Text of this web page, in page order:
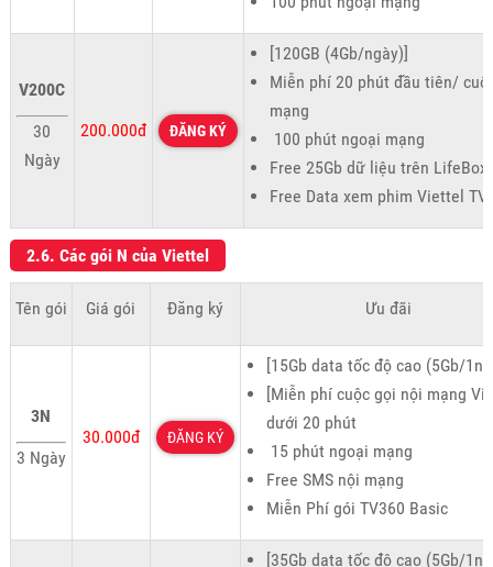
V200C
30
Ngày
200.000đ ĐĂNG KÝ
[120GB (4Gb/ngày)]
Miễn phí 20 phút đầu tiên/
mạng
100 phút ngoại mạng
Free 25Gb dữ liệu trên LifeBox
Free Data xem phim Viettel TV
2.6. Các gói N của Viettel
Tên gói Giá gói Đăng ký Ưu đãi
3N
3 Ngày
30.000đ ĐĂNG KÝ
[15Gb data tốc độ cao (5Gb/
[Miễn phí cuộc gọi nội mạng
dưới 20 phút
15 phút ngoại mạng
Free SMS nội mạng
Miễn Phí gói TV360 Basic
[35Gb data tốc độ cao (5Gb/